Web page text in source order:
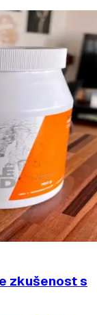
zkušenost s